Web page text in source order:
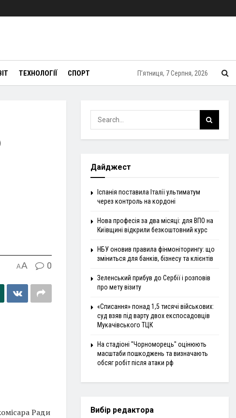
ТЕХНОЛОГІЇ СПОРТ П’ятниця, 7 Серпня, 2026
AA 0
Ради
Дайджест
Іспанія поставила Італії ультиматум
через контроль на кордоні
Нова професія за два місяці: для ВПО на
Київщині відкрили безкоштовний курс
НБУ оновив правила фінмоніторингу: що
зміниться для банків, бізнесу та клієнтів
Зеленський прибув до Сербії і розповів
про мету візиту
«Списання» понад 1,5 тисячі військових:
суд взяв під варту двох експосадовців
Мукачівського ТЦК
На стадіоні "Чорноморець" оцінюють
масштаби пошкоджень та визначають
обсяг робіт після атаки рф
Вибір редактора